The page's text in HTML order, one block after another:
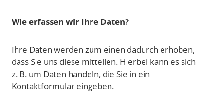
Wie erfassen wir Ihre Daten?
Ihre Daten werden zum einen dadurch erhoben,
dass Sie uns diese mitteilen. Hierbei kann es sich
z. B. um Daten handeln, die Sie in ein
Kontaktformular eingeben.